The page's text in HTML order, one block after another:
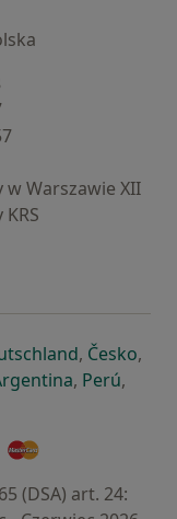
w Warszawie XII
karcie
w nowej karcie
się w nowej
otwiera się
, Česko,
karcie
w nowej karcie
się w nowej
otwiera się
, Perú,
(DSA) art. 24: